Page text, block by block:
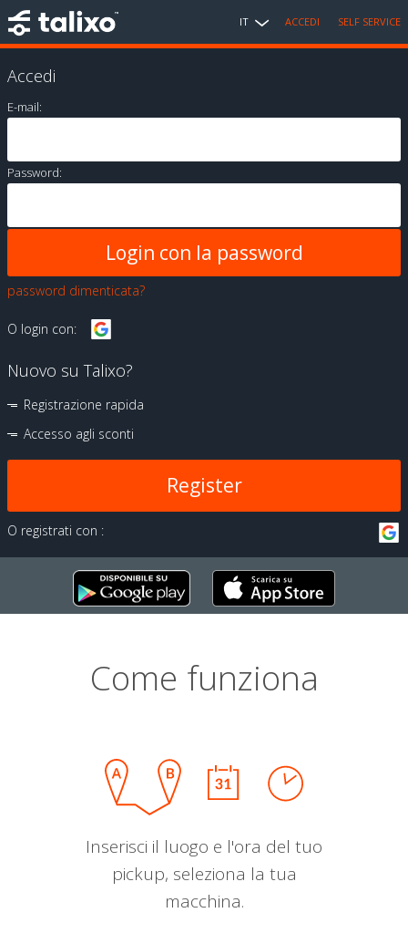
IT ACCEDI SELF SERVICE
Accedi
E-mail:
Password:
password dimenticata?
O login con:
Nuovo su Talixo?
Registrazione rapida
Accesso agli sconti
Register
O registrati con :
Come funziona
Inserisci il luogo e l'ora del tuo
pickup, seleziona la tua
macchina.